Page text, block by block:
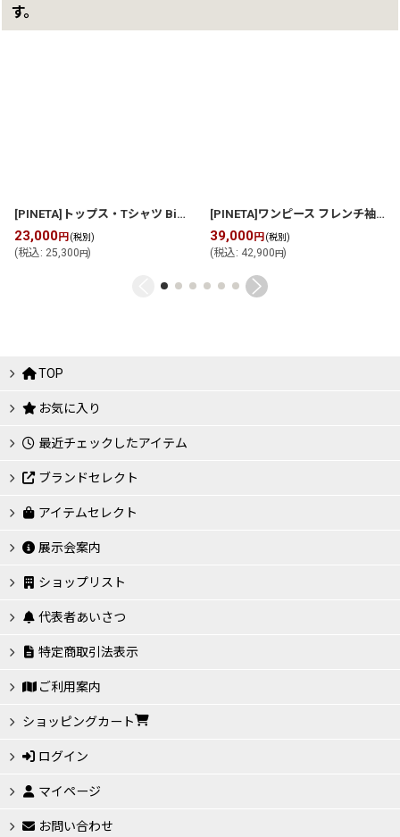
す。
[PINETA]トップス・Tシャツ Bigプルオーバー [P269F066]
23,000円 (税別)
(税込: 25,300円)
[PINETA]ワンピース フレンチ袖 裾フレア ワンピース
39,000円 (税別)
(税込: 42,900円)
TOP
お気に入り
最近チェックしたアイテム
ブランドセレクト
アイテムセレクト
展示会案内
ショップリスト
代表者あいさつ
特定商取引法表示
ご利用案内
ショッピングカート
ログイン
マイページ
お問い合わせ